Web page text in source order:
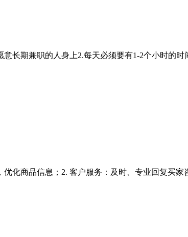
长期兼职的人身上2.每天必须要有1-2个小时的时
化商品信息；2. 客户服务：及时、专业回复买家